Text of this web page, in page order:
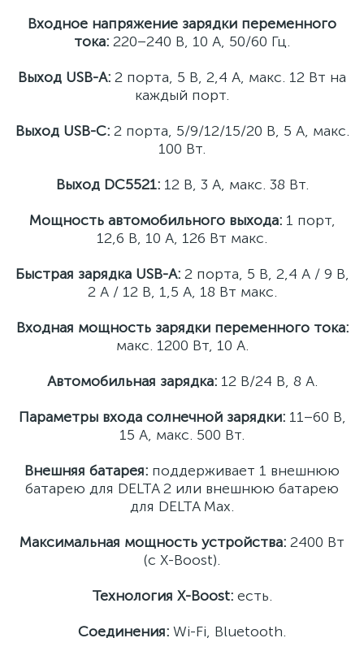
Входное напряжение зарядки переменного
тока: 220–240 В, 10 А, 50/60 Гц.
Выход USB-A: 2 порта, 5 В, 2,4 А, макс. 12 Вт на
каждый порт.
Выход USB-C:2 порта, 5/9/12/15/20 В, 5 A, макс.
100 Вт.
Выход DC5521: 12 В, 3 A, макс. 38 Вт.
Мощность автомобильного выхода:1 порт,
12,6 В, 10 А, 126 Вт макс.
Быстрая зарядка USB-A:2 порта, 5 В, 2,4 А / 9 В,
2 А / 12 В, 1,5 А, 18 Вт макс.
Входная мощность зарядки переменного тока:
макс. 1200 Вт, 10 А.
Автомобильная зарядка:12 В/24 В, 8 A.
Параметры входа солнечной зарядки: 11–60 В,
15 A, макс. 500 Вт.
Внешняя батарея: поддерживает 1 внешнюю
батарею для DELTA 2 или внешнюю батарею
для DELTA Max.
Максимальная мощность устройства: 2400 Вт
(с X-Boost).
Технология X-Boost: есть.
Соединения: Wi-Fi, Bluetooth.